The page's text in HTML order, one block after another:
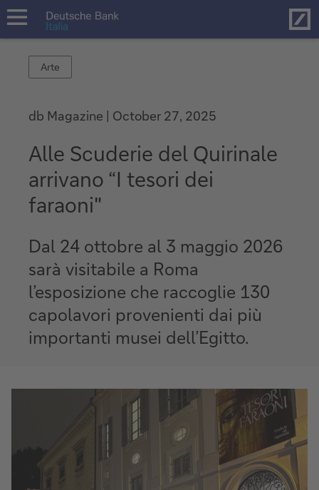
open
Arte
Arte
db Magazine October 27, 2025
Alle Scuderie del Quirinale
arrivano “I tesori dei
faraoni"
Dal 24 ottobre al 3 maggio 2026
sarà visitabile a Roma
l’esposizione che raccoglie 130
capolavori provenienti dai più
importanti musei dell’Egitto.